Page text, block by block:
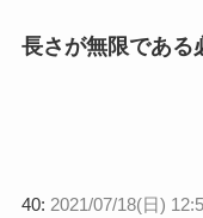
長さが無限である
40: 2021/07/18(日)